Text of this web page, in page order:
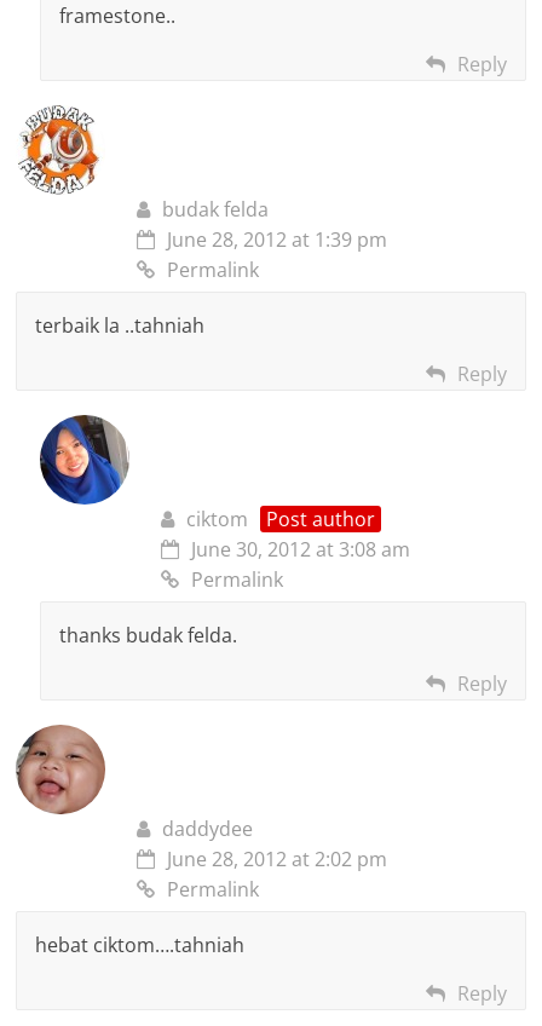
framestone..
Reply
budak felda
June 28, 2012 at 1:39 pm
Permalink
terbaik la ..tahniah
Reply
ciktom
Post author
June 30, 2012 at 3:08 am
Permalink
thanks budak felda.
Reply
daddydee
June 28, 2012 at 2:02 pm
Permalink
hebat ciktom….tahniah
Reply